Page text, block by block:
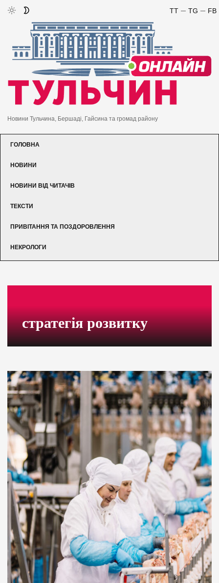
FB
TG
TT
Новини Тульчина, Бершаді, Гайсина та громад району
ГОЛОВНА
НОВИНИ
НОВИНИ ВІД ЧИТАЧІВ
ТЕКСТИ
ПРИВІТАННЯ ТА ПОЗДОРОВЛЕННЯ
НЕКРОЛОГИ
стратегія розвитку